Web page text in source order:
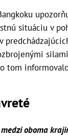
situáciu v
tom
oboma